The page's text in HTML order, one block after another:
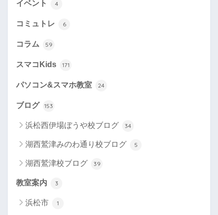
イベント 4
コミュトレ 6
コラム 59
スマコKids 171
パソコン&スマホ教室 24
ブログ 153
浜松西伊場ぼうや校ブログ 34
湖西鷲津みのわ通り校ブログ 5
湖西鷲津校ブログ 39
教室案内 3
浜松市 1